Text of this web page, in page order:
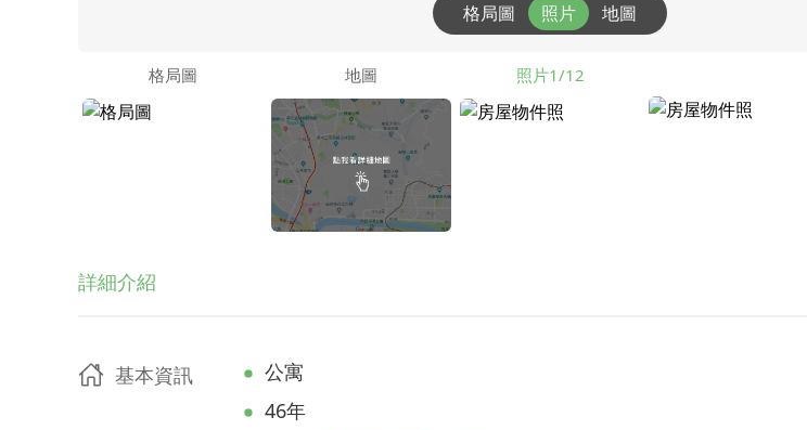
格局圖 照片 地圖
格局圖 地圖 照片1/12
詳細介紹
基本資訊
公寓
46年